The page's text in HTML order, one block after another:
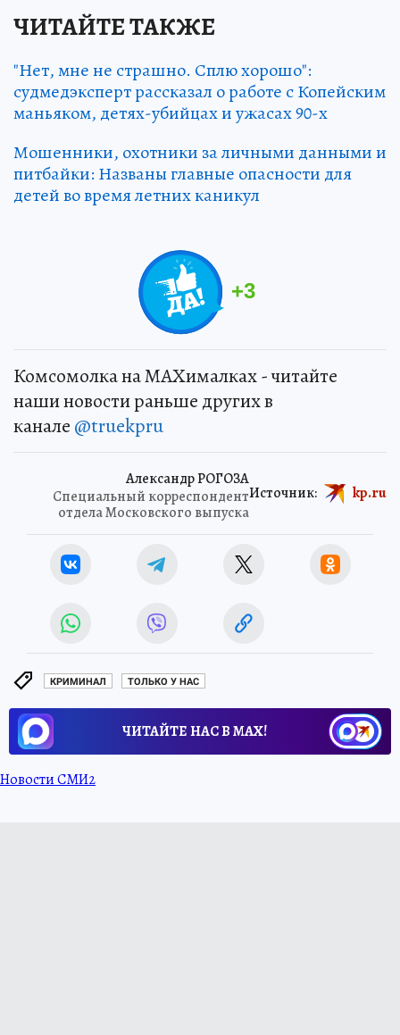
ЧИТАЙТЕ ТАКЖЕ
"Нет, мне не страшно. Сплю хорошо":
судмедэксперт рассказал о работе с Копейским
маньяком, детях-убийцах и ужасах 90-х
Мошенники, охотники за личными данными и
питбайки: Названы главные опасности для
детей во время летних каникул
+3
Комсомолка на MAXималках - читайте
наши новости раньше других в
канале @truekpru
Александр РОГОЗА
Специальный корреспондент
отдела Московского выпуска
Источник: kp.ru
КРИМИНАЛ ТОЛЬКО У НАС
ЧИТАЙТЕ НАС В МАХ!
Новости СМИ2